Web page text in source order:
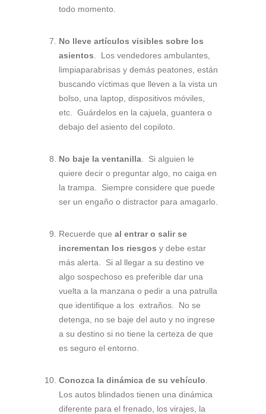
todo momento.
No lleve artículos visibles sobre los
asientos . Los vendedores ambulantes,
limpiaparabrisas y demás peatones, están
buscando víctimas que lleven a la vista un
bolso, una laptop, dispositivos móviles,
etc. Guárdelos en la cajuela, guantera o
debajo del asiento del copiloto.
No baje la ventanilla . Si alguien le
quiere decir o preguntar algo, no caiga en
la trampa. Siempre considere que puede
ser un engaño o distractor para amagarlo.
Recuerde que al entrar o salir se
incrementan los riesgos y debe estar
más alerta. Si al llegar a su destino ve
algo sospechoso es preferible dar una
vuelta a la manzana o pedir a una patrulla
que identifique a los extraños. No se
detenga, no se baje del auto y no ingrese
a su destino si no tiene la certeza de que
es seguro el entorno.
Conozca la dinámica de su vehículo
Los autos blindados tienen una dinámica
diferente para el frenado, los virajes, la